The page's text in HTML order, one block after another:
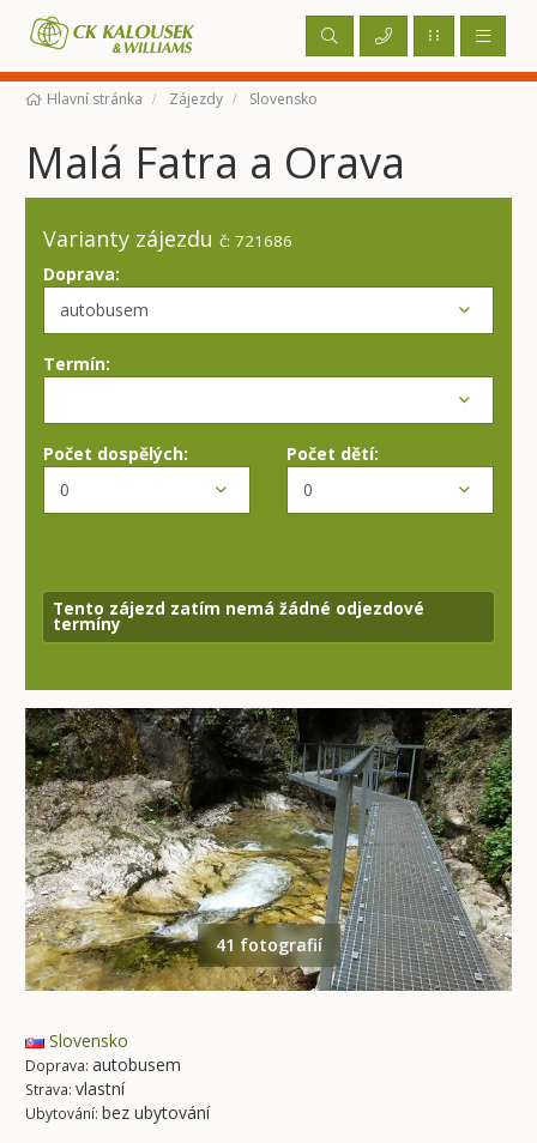
Hlavní stránka Zájezdy Slovensko
Malá Fatra a Orava
Varianty zájezdu č: 721686
Doprava:
Termín:
Počet dospělých: Počet dětí:
Tento zájezd zatím nemá žádné odjezdové
termíny
41 fotografií
Slovensko
Doprava: autobusem
Strava: vlastní
Ubytování: bez ubytování